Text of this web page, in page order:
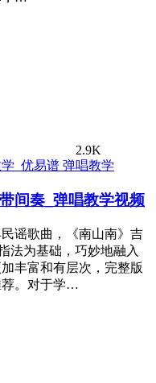
2.9K
弹唱教学
间奏_弹唱教学视频
谣歌曲，《南山南》吉
法为基础，巧妙地融入
丰富和有层次，完整版
荐。对于学…